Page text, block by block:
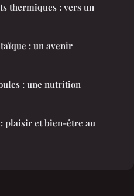
thermiques : vers un
: un avenir
: une nutrition
plaisir et bien-être au